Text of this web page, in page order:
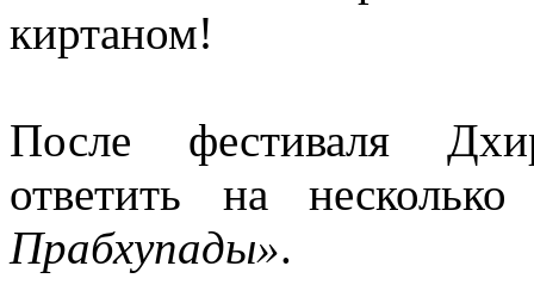
киртаном!
После фестиваля
ответить на
Прабхупады».